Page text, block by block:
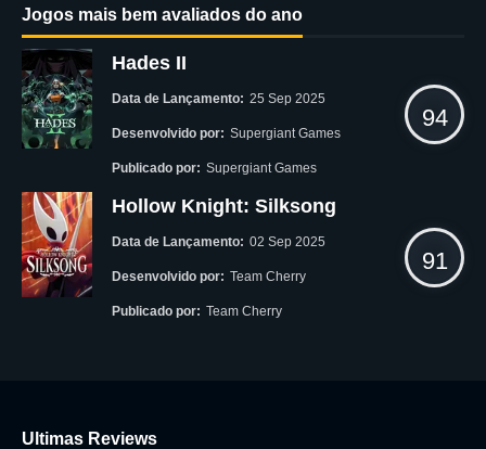
Jogos mais bem avaliados do ano
Hades II
Data de Lançamento: 25 Sep 2025
Desenvolvido por: Supergiant Games
Publicado por: Supergiant Games
94
Hollow Knight: Silksong
Data de Lançamento: 02 Sep 2025
Desenvolvido por: Team Cherry
Publicado por: Team Cherry
91
Ultimas Reviews